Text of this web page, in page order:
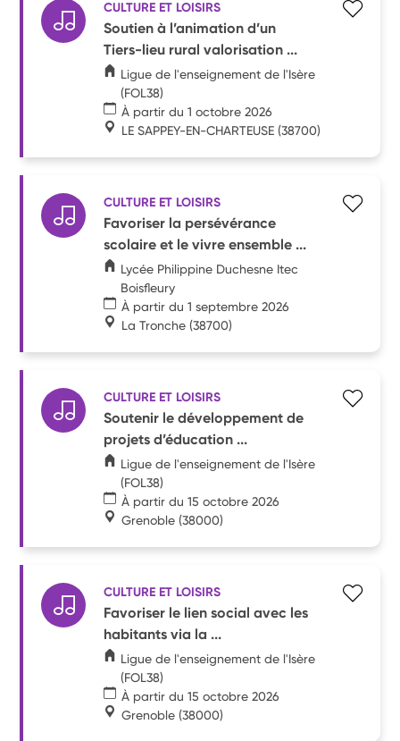
CULTURE ET LOISIRS
Soutien à l’animation d’un
Tiers-lieu rural valorisation ...
Ligue de l'enseignement de l'Isère
(FOL38)
À partir du 1 octobre 2026
LE SAPPEY-EN-CHARTEUSE (38700)
CULTURE ET LOISIRS
Favoriser la persévérance
scolaire et le vivre ensemble ...
Lycée Philippine Duchesne Itec
Boisfleury
À partir du 1 septembre 2026
La Tronche (38700)
CULTURE ET LOISIRS
Soutenir le développement de
projets d’éducation ...
Ligue de l'enseignement de l'Isère
(FOL38)
À partir du 15 octobre 2026
Grenoble (38000)
CULTURE ET LOISIRS
Favoriser le lien social avec les
habitants via la ...
Ligue de l'enseignement de l'Isère
(FOL38)
À partir du 15 octobre 2026
Grenoble (38000)